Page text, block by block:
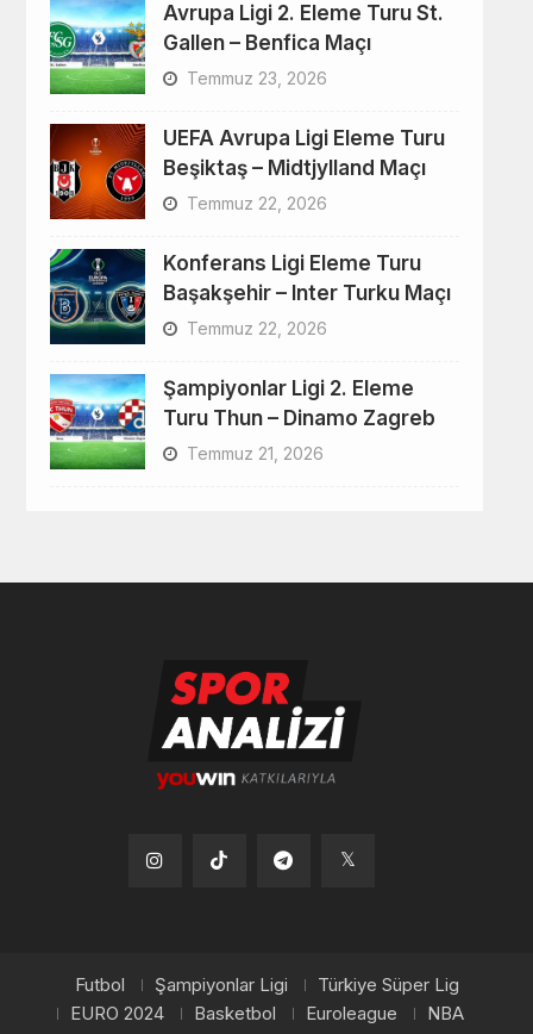
Avrupa Ligi 2. Eleme Turu St.
Gallen – Benfica Maçı
Temmuz 23, 2026
UEFA Avrupa Ligi Eleme Turu
Beşiktaş – Midtjylland Maçı
Temmuz 22, 2026
Konferans Ligi Eleme Turu
Başakşehir – Inter Turku Maçı
Temmuz 22, 2026
Şampiyonlar Ligi 2. Eleme
Turu Thun – Dinamo Zagreb
Temmuz 21, 2026
Tiktok
Futbol Şampiyonlar Ligi
Türkiye Süper Lig
EURO 2024
Basketbol Euroleague
NBA